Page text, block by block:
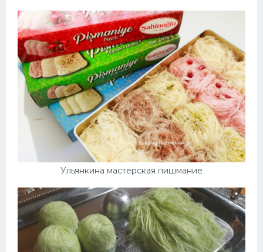
Ульянкина мастерская пишмание